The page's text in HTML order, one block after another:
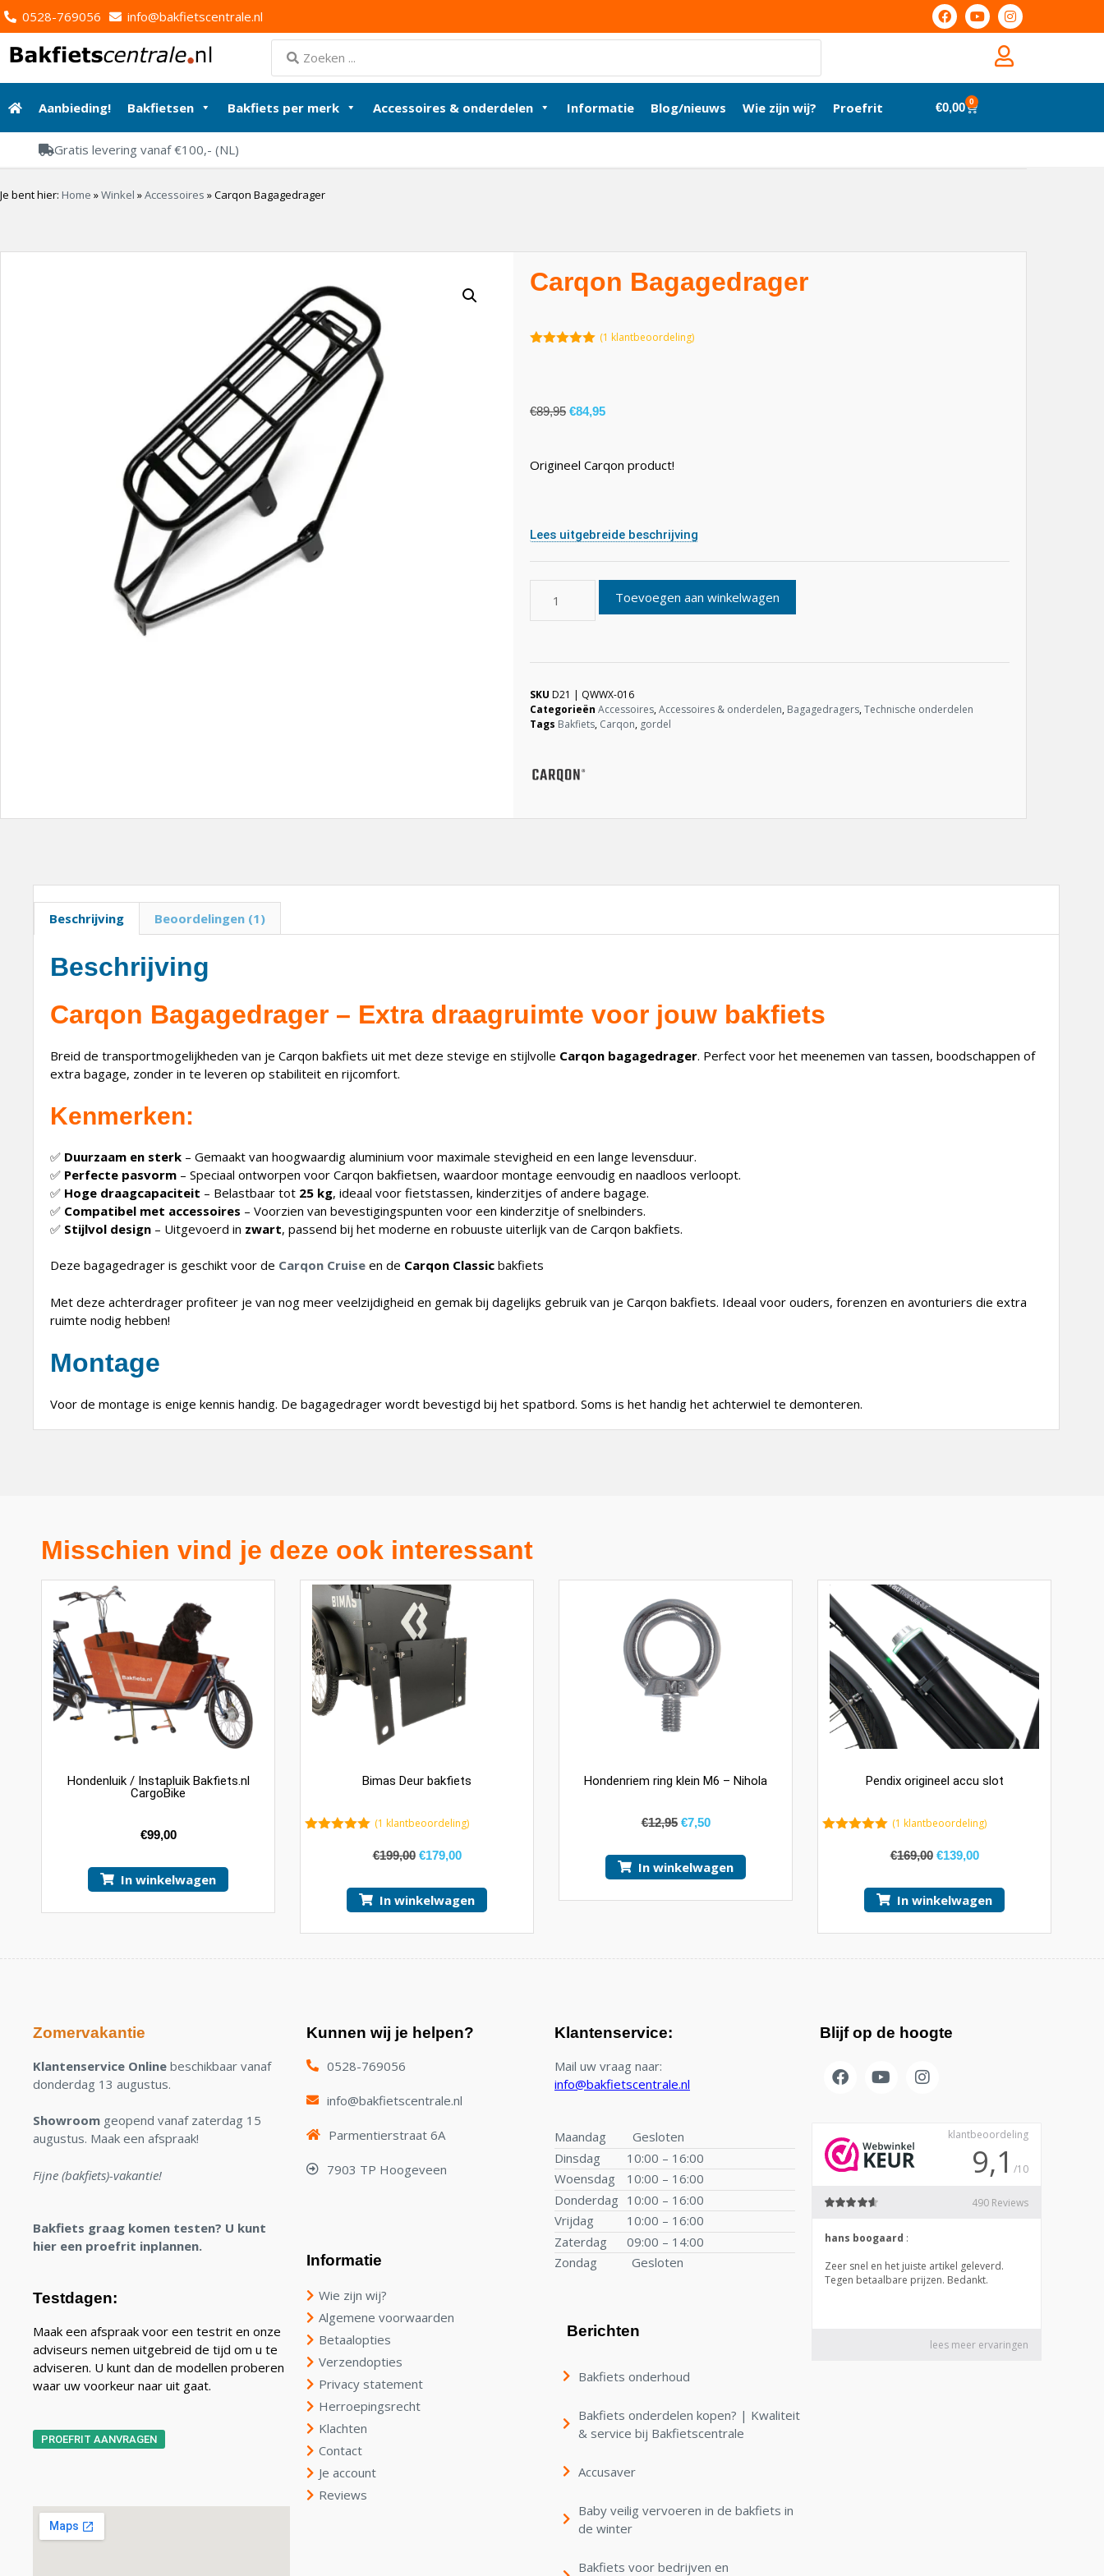
0528-769056 info@bakfietscentrale.nl
Aanbieding! Bakfietsen Bakfiets per merk Accessoires & onderdelen Informatie Blog/nieuws Wie zijn wij? Proefrit €0,00 0
Gratis levering vanaf €100,- (NL)
Je bent hier: Home »Winkel »Accessoires »Carqon Bagagedrager
Carqon Bagagedrager
(1 klantbeoordeling)
€89,95 €84,95
Origineel Carqon product!
Lees uitgebreide beschrijving
Toevoegen aan winkelwagen
SKU D21 | QWWX-016
Categorieën Accessoires,Accessoires & onderdelen, Bagagedragers,Technische onderdelen
Tags Bakfiets, Carqon, gordel
Beschrijving Beoordelingen (1)
Beschrijving
Carqon Bagagedrager – Extra draagruimte voor jouw bakfiets
Breid de transportmogelijkheden van je Carqon bakfiets uit met deze stevige en stijlvolle Carqon bagagedrager. Perfect voor het meenemen van tassen, boodschappen of
extra bagage, zonder in te leveren op stabiliteit en rijcomfort.
Kenmerken:
✅ Duurzaam en sterk – Gemaakt van hoogwaardig aluminium voor maximale stevigheid en een lange levensduur.
✅ Perfecte pasvorm – Speciaal ontworpen voor Carqon bakfietsen, waardoor montage eenvoudig en naadloos verloopt.
✅ Hoge draagcapaciteit – Belastbaar tot 25 kg, ideaal voor fietstassen, kinderzitjes of andere bagage.
✅ Compatibel met accessoires – Voorzien van bevestigingspunten voor een kinderzitje of snelbinders.
✅ Stijlvol design – Uitgevoerd in zwart, passend bij het moderne en robuuste uiterlijk van de Carqon bakfiets.
Deze bagagedrager is geschikt voor de Carqon Cruise en de Carqon Classic bakfiets
Met deze achterdrager profiteer je van nog meer veelzijdigheid en gemak bij dagelijks gebruik van je Carqon bakfiets. Ideaal voor ouders, forenzen en avonturiers die extra
ruimte nodig hebben!
Montage
Voor de montage is enige kennis handig. De bagagedrager wordt bevestigd bij het spatbord. Soms is het handig het achterwiel te demonteren.
Misschien vind je deze ook interessant
Hondenluik / Instapluik Bakfiets.nl
CargoBike
€99,00
In winkelwagen
Bimas Deur bakfiets
(1 klantbeoordeling)
€199,00 €179,00
In winkelwagen
Hondenriem ring klein M6 – Nihola
€12,95 €7,50
In winkelwagen
Pendix origineel accu slot
(1 klantbeoordeling)
€169,00 €139,00
In winkelwagen
Zomervakantie
Klantenservice Online beschikbaar vanaf
donderdag 13 augustus.
Showroom geopend vanaf zaterdag 15
augustus. Maak een afspraak!
Fijne (bakfiets)-vakantie!
Bakfiets graag komen testen? U kunt
hier een proefrit inplannen.
Testdagen:
Maak een afspraak voor een testrit en onze
adviseurs nemen uitgebreid de tijd om u te
adviseren. U kunt dan de modellen proberen
waar uw voorkeur naar uit gaat.
PROEFRIT AANVRAGEN
Kunnen wij je helpen?
0528-769056
info@bakfietscentrale.nl
Parmentierstraat 6A
7903 TP Hoogeveen
Informatie
Wie zijn wij?
Algemene voorwaarden
Betaalopties
Verzendopties
Privacy statement
Herroepingsrecht
Klachten
Contact
Je account
Reviews
Klantenservice:
Mail uw vraag naar:
info@bakfietscentrale.nl
Maandag
Gesloten
Dinsdag
10:00 – 16:00
Woensdag
10:00 – 16:00
Donderdag 10:00 – 16:00
Vrijdag
10:00 – 16:00
Zaterdag
09:00 – 14:00
Zondag
Gesloten
Berichten
Bakfiets onderhoud
Bakfiets onderdelen kopen? | Kwaliteit
& service bij Bakfietscentrale
Accusaver
Baby veilig vervoeren in de bakfiets in
de winter
Bakfiets voor bedrijven en
Blijf op de hoogte